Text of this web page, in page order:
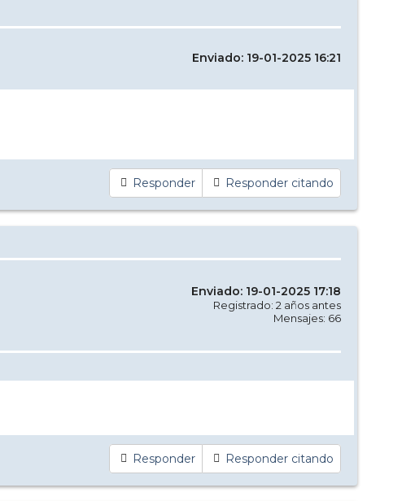
Enviado: 19-01-2025 16:21
Responder Responder citando
Enviado: 19-01-2025 17:18
Registrado: 2 años antes
Mensajes: 66
Responder Responder citando